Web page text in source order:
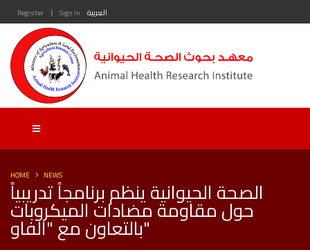
Register | Sign In العربية
الصحة الحيوانية ينظم برنامجاً تدريبياً
حول مقاومة مضادات الميكروبات
بالتعاون مع "الفاو"
HOME NEWS